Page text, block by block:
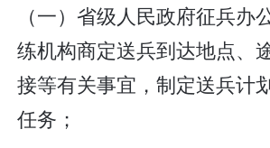
（一）省级人民政府征兵办
练机构商定送兵到达地点、
接等有关事宜，制定送兵计
任务；